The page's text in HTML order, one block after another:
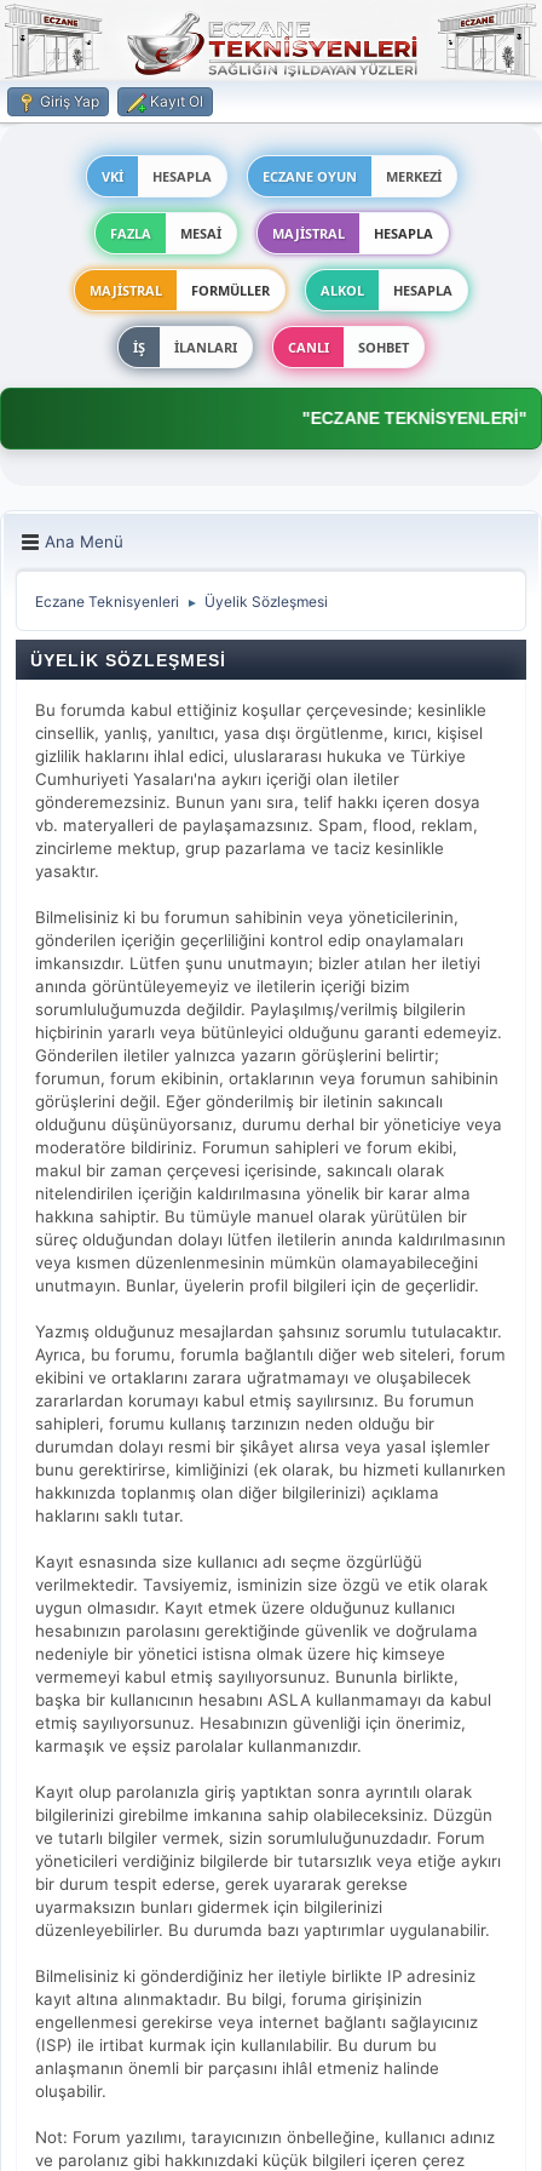
Giriş Yap Kayıt Ol
VKİ HESAPLA ECZANE OYUN MERKEZİ
FAZLA MESAİ MAJİSTRAL HESAPLA
MAJİSTRAL FORMÜLLER ALKOL HESAPLA
İŞ İLANLARI CANLI SOHBET
"ECZANE TEKNİSYENLERİ"
Ana Menü
Eczane Teknisyenleri ► Üyelik Sözleşmesi
ÜYELIK SÖZLEŞMESI
Bu forumda kabul ettiğiniz koşullar çerçevesinde; kesinlikle
cinsellik, yanlış, yanıltıcı, yasa dışı örgütlenme, kırıcı, kişisel
gizlilik haklarını ihlal edici, uluslararası hukuka ve Türkiye
Cumhuriyeti Yasaları'na aykırı içeriği olan iletiler
gönderemezsiniz. Bunun yanı sıra, telif hakkı içeren dosya
vb. materyalleri de paylaşamazsınız. Spam, flood, reklam,
zincirleme mektup, grup pazarlama ve taciz kesinlikle
yasaktır.
Bilmelisiniz ki bu forumun sahibinin veya yöneticilerinin,
gönderilen içeriğin geçerliliğini kontrol edip onaylamaları
imkansızdır. Lütfen şunu unutmayın; bizler atılan her iletiyi
anında görüntüleyemeyiz ve iletilerin içeriği bizim
sorumluluğumuzda değildir. Paylaşılmış/verilmiş bilgilerin
hiçbirinin yararlı veya bütünleyici olduğunu garanti edemeyiz.
Gönderilen iletiler yalnızca yazarın görüşlerini belirtir;
forumun, forum ekibinin, ortaklarının veya forumun sahibinin
görüşlerini değil. Eğer gönderilmiş bir iletinin sakıncalı
olduğunu düşünüyorsanız, durumu derhal bir yöneticiye veya
moderatöre bildiriniz. Forumun sahipleri ve forum ekibi,
makul bir zaman çerçevesi içerisinde, sakıncalı olarak
nitelendirilen içeriğin kaldırılmasına yönelik bir karar alma
hakkına sahiptir. Bu tümüyle manuel olarak yürütülen bir
süreç olduğundan dolayı lütfen iletilerin anında kaldırılmasının
veya kısmen düzenlenmesinin mümkün olamayabileceğini
unutmayın. Bunlar, üyelerin profil bilgileri için de geçerlidir.
Yazmış olduğunuz mesajlardan şahsınız sorumlu tutulacaktır.
Ayrıca, bu forumu, forumla bağlantılı diğer web siteleri, forum
ekibini ve ortaklarını zarara uğratmamayı ve oluşabilecek
zararlardan korumayı kabul etmiş sayılırsınız. Bu forumun
sahipleri, forumu kullanış tarzınızın neden olduğu bir
durumdan dolayı resmi bir şikâyet alırsa veya yasal işlemler
bunu gerektirirse, kimliğinizi (ek olarak, bu hizmeti kullanırken
hakkınızda toplanmış olan diğer bilgilerinizi) açıklama
haklarını saklı tutar.
Kayıt esnasında size kullanıcı adı seçme özgürlüğü
verilmektedir. Tavsiyemiz, isminizin size özgü ve etik olarak
uygun olmasıdır. Kayıt etmek üzere olduğunuz kullanıcı
hesabınızın parolasını gerektiğinde güvenlik ve doğrulama
nedeniyle bir yönetici istisna olmak üzere hiç kimseye
vermemeyi kabul etmiş sayılıyorsunuz. Bununla birlikte,
başka bir kullanıcının hesabını ASLA kullanmamayı da kabul
etmiş sayılıyorsunuz. Hesabınızın güvenliği için önerimiz,
karmaşık ve eşsiz parolalar kullanmanızdır.
Kayıt olup parolanızla giriş yaptıktan sonra ayrıntılı olarak
bilgilerinizi girebilme imkanına sahip olabileceksiniz. Düzgün
ve tutarlı bilgiler vermek, sizin sorumluluğunuzdadır. Forum
yöneticileri verdiğiniz bilgilerde bir tutarsızlık veya etiğe aykırı
bir durum tespit ederse, gerek uyararak gerekse
uyarmaksızın bunları gidermek için bilgilerinizi
düzenleyebilirler. Bu durumda bazı yaptırımlar uygulanabilir.
Bilmelisiniz ki gönderdiğiniz her iletiyle birlikte IP adresiniz
kayıt altına alınmaktadır. Bu bilgi, foruma girişinizin
engellenmesi gerekirse veya internet bağlantı sağlayıcınız
(ISP) ile irtibat kurmak için kullanılabilir. Bu durum bu
anlaşmanın önemli bir parçasını ihlâl etmeniz halinde
oluşabilir.
Not: Forum yazılımı, tarayıcınızın önbelleğine, kullanıcı adınız
ve parolanız gibi hakkınızdaki küçük bilgileri içeren çerez